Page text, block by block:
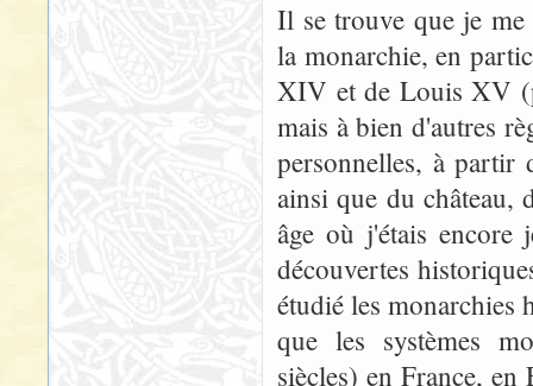
Il se trouve que je me
la monarchie, en
XIV et de Louis XV
mais à bien d'autres
personnelles, à partir
ainsi que du château,
âge où j'étais encore
découvertes
étudié les
que les systèmes
siècles) en France,